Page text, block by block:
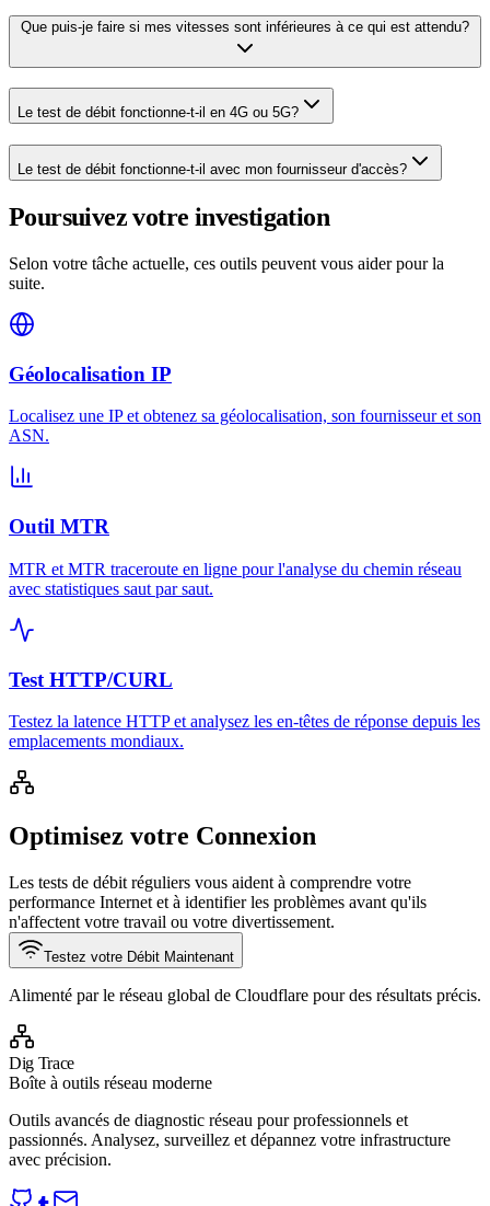
Que puis-je faire si mes vitesses sont inférieures à ce qui est attendu?
Le test de débit fonctionne-t-il en 4G ou 5G?
Le test de débit fonctionne-t-il avec mon fournisseur d'accès?
Poursuivez votre investigation
Selon votre tâche actuelle, ces outils peuvent vous aider pour la
suite.
Géolocalisation IP
Localisez une IP et obtenez sa géolocalisation, son fournisseur et son
ASN.
Outil MTR
MTR et MTR traceroute en ligne pour l'analyse du chemin réseau
avec statistiques saut par saut.
Test HTTP/CURL
Testez la latence HTTP et analysez les en-têtes de réponse depuis les
emplacements mondiaux.
Optimisez votre Connexion
Les tests de débit réguliers vous aident à comprendre votre
performance Internet et à identifier les problèmes avant qu'ils
n'affectent votre travail ou votre divertissement.
Testez votre Débit Maintenant
Alimenté par le réseau global de Cloudflare pour des résultats précis.
Dig Trace
Boîte à outils réseau moderne
Outils avancés de diagnostic réseau pour professionnels et
passionnés. Analysez, surveillez et dépannez votre infrastructure
avec précision.